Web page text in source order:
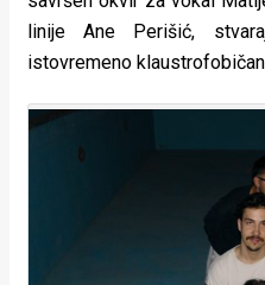
linije Ane Perišić,
istovremeno